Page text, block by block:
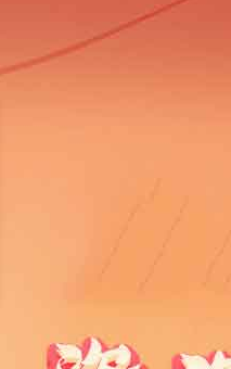
2012
1990 1989 1988